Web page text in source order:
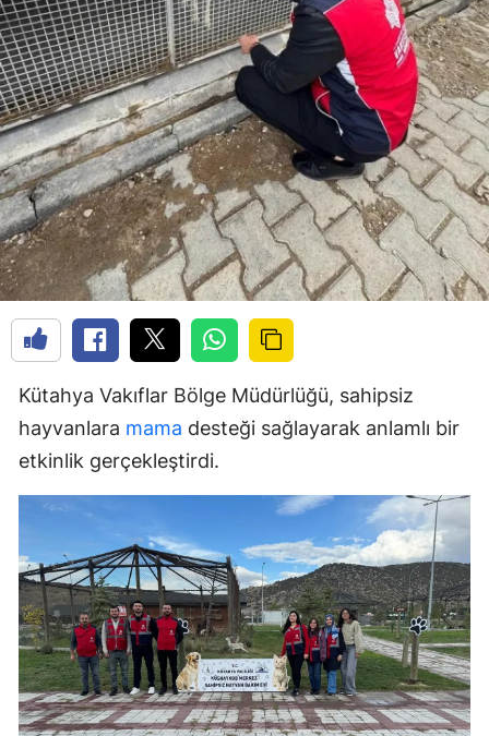
Kütahya Vakıflar Bölge Müdürlüğü, sahipsiz
hayvanlara mama desteği sağlayarak anlamlı bir
etkinlik gerçekleştirdi.